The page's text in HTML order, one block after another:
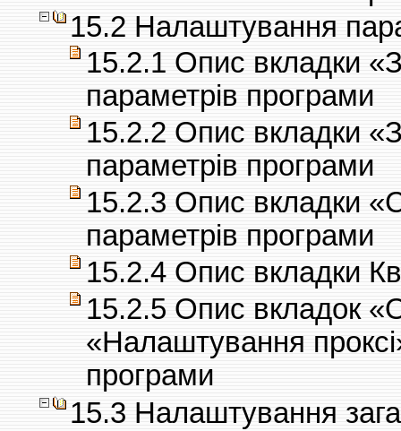
15.2 Налаштування
15.2.1 Опис вкладки
параметрів програми
15.2.2 Опис вкладки
параметрів програми
15.2.3 Опис вкладки
параметрів програми
15.2.4 Опис вкладки
15.2.5 Опис вкладок
«Налаштування
програми
15.3 Налаштування